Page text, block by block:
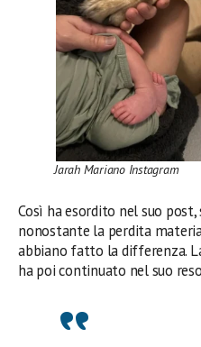
Jarah Mariano Instagram
Così ha esordito nel suo
nonostante la perdita
abbiano fatto la differenza.
ha poi continuato nel suo